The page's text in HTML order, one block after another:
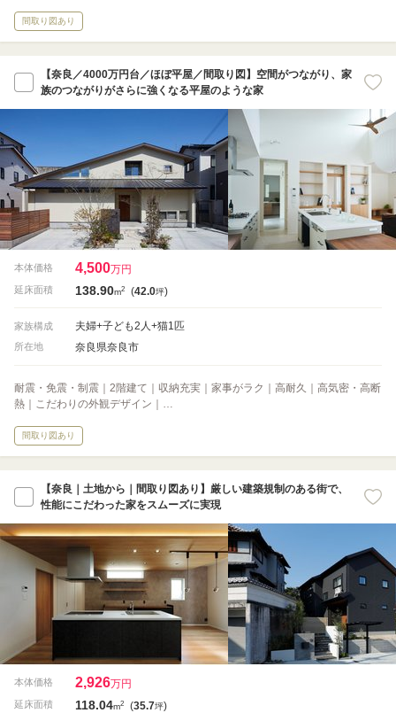
間取り図あり
【奈良／4000万円台／ほぼ平屋／間取り図】空間がつながり、家
族のつながりがさらに強くなる平屋のような家
本体価格 4,500万円
延床面積 138.90m2 (42.0坪)
家族構成 夫婦+子ども2人+猫1匹
所在地 奈良県奈良市
耐震・免震・制震｜2階建て｜収納充実｜家事がラク｜高耐久｜高気密・高断
熱｜こだわりの外観デザイン｜…
間取り図あり
【奈良｜土地から｜間取り図あり】厳しい建築規制のある街で、
性能にこだわった家をスムーズに実現
本体価格 2,926万円
延床面積 118.04m2 (35.7坪)